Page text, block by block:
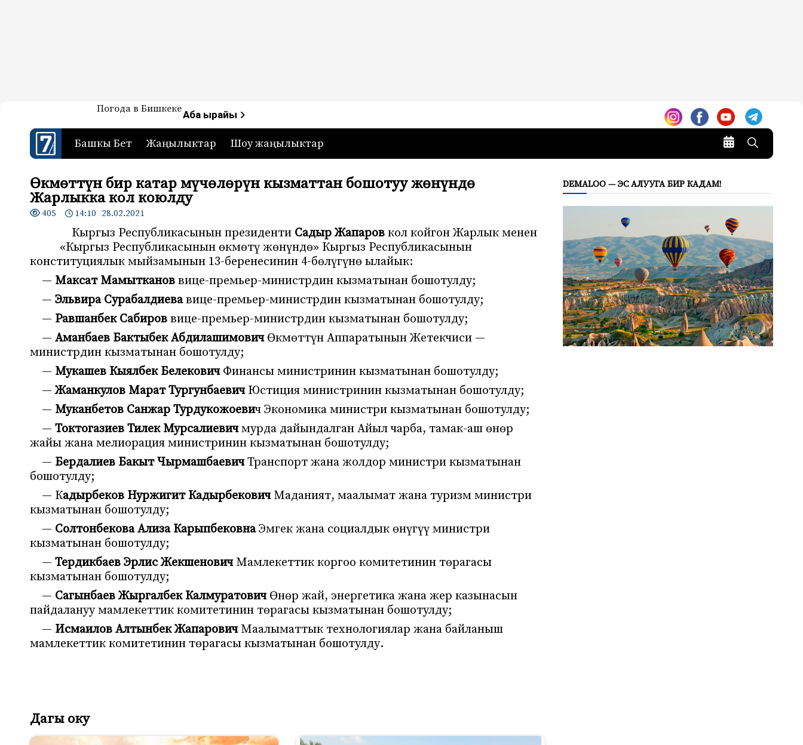
7-канал. Жаңылыктар — Кыргызстан
Жаңылыктар — Кыргызстан
Погода в БишкекеАба ырайы
Башкы Бет Жаңылыктар Шоу жаңылыктар
Өкмөттүн бир катар мүчөлөрүн кызматтан бошотуу жөнүндө
Жарлыкка кол коюлду
405 14:10 28.02.2021
Кыргыз Республикасынын президенти Садыр Жапаров кол койгон Жарлык менен
«Кыргыз Республикасынын өкмөтү жөнүндө» Кыргыз Республикасынын
конституциялык мыйзамынын 13-беренесинин 4-бөлүгүнө ылайык:
— Максат Мамытканов вице-премьер-министрдин кызматынан бошотулду;
— Эльвира Сурабалдиевавице-премьер-министрдин кызматынан бошотулду;
— Равшанбек Сабиров вице-премьер-министрдин кызматынан бошотулду;
— Аманбаев Бактыбек АбдилашимовичӨкмөттүн Аппаратынын Жетекчиси —
министрдин кызматынан бошотулду;
— Мукашев Кыялбек БелековичФинансы министринин кызматынан бошотулду;
—Жаманкулов Марат ТургунбаевичЮстиция министринин кызматынан бошотулду;
— Муканбетов Санжар Турдукожоевич Экономика министри кызматынан бошотулду;
— Токтогазиев Тилек Мурсалиевичмурда дайындалган Айыл чарба, тамак-аш өнөр
жайы жана мелиорация министринин кызматынан бошотулду;
— Бердалиев Бакыт ЧырмашбаевичТранспорт жана жолдор министри кызматынан
бошотулду;
— Кадырбеков Нуржигит КадырбековичМаданият, маалымат жана туризм министри
кызматынан бошотулду;
— Солтонбекова Ализа КарыпбековнаЭмгек жана социалдык өнүгүү министри
кызматынан бошотулду;
— Тердикбаев Эрлис ЖекшеновичМамлекеттик коргоо комитетинин төрагасы
кызматынан бошотулду;
— Сагынбаев Жыргалбек КалмуратовичӨнөр жай, энергетика жана жер казынасын
пайдалануу мамлекеттик комитетинин төрагасы кызматынан бошотулду;
— Исмаилов Алтынбек ЖапаровичМаалыматтык технологиялар жана байланыш
мамлекеттик комитетинин төрагасы кызматынан бошотулду.
Дагы оку
DEMALOO — ЭС АЛУУГА БИР КАДАМ!